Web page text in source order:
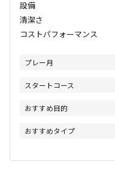
設備
清潔さ
コストパフォーマンス
プレー月
スタートコース
おすすめ目的
おすすめタイプ